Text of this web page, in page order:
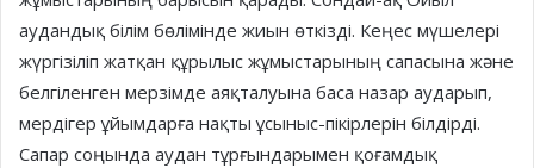
аудандық білім бөлімінде жиын өткізді. Кеңес мүшелері
жүргізіліп жатқан құрылыс жұмыстарының сапасына және
белгіленген мерзімде аяқталуына баса назар аударып,
мердігер ұйымдарға нақты ұсыныс-пікірлерін білдірді.
Сапар соңында аудан тұрғындарымен қоғамдық